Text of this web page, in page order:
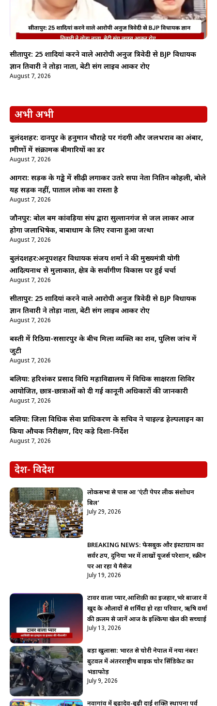
सीतापुर: 25 शादियां करने वाले आरोपी अनुज त्रिवेदी से BJP विधायक
ज्ञान तिवारी ने तोड़ा नाता, बेटी संग लाइव आकर रोए
August 7, 2026
अभी अभी
बुलंदशहर: दानपुर के हनुमान चौराहे पर गंदगी और जलभराव का अंबार,
ग्रामीणों में संक्रामक बीमारियों का डर
August 7, 2026
आगरा: सड़क के गड्ढे में सीढ़ी लगाकर उतरे सपा नेता नितिन कोहली, बोले
यह सड़क नहीं, पाताल लोक का रास्ता है
August 7, 2026
जौनपुर: बोल बम कांवड़िया संघ द्वारा सुल्तानगंज से जल लाकर आज
होगा जलाभिषेक, बाबाधाम के लिए रवाना हुआ जत्था
August 7, 2026
बुलंदशहर:अनूपशहर विधायक संजय शर्मा ने की मुख्यमंत्री योगी
आदित्यनाथ से मुलाकात, क्षेत्र के सर्वांगीण विकास पर हुई चर्चा
August 7, 2026
सीतापुर: 25 शादियां करने वाले आरोपी अनुज त्रिवेदी से BJP विधायक
ज्ञान तिवारी ने तोड़ा नाता, बेटी संग लाइव आकर रोए
August 7, 2026
बस्ती में रिठिया-ससारपुर के बीच मिला व्यक्ति का शव, पुलिस जांच में
जुटी
August 7, 2026
बलिया: हरिशंकर प्रसाद विधि महाविद्यालय में विधिक साक्षरता शिविर
आयोजित, छात्र-छात्राओं को दी गई कानूनी अधिकारों की जानकारी
August 7, 2026
बलिया: जिला विधिक सेवा प्राधिकरण के सचिव ने चाइल्ड हेल्पलाइन का
किया औचक निरीक्षण, दिए कड़े दिशा-निर्देश
August 7, 2026
देश- विदेश
लोकसभा से पास हुआ ‘एंटी पेपर लीक संशोधन
बिल’
July 29, 2026
BREAKING NEWS: फेसबुक और इंस्टाग्राम का
सर्वर ठप, दुनिया भर में लाखों यूजर्स परेशान, स्क्रीन
पर आ रहा ये मैसेज
July 19, 2026
टावर वाला प्यार,आशिक़ी का इजहार,भरे बाजार में
खुद के औलादों से शर्मिंदा हो रहा परिवार, ऋषि वर्मा
की क़लम से जानें आज के इश्किया खेल की सच्चाई
July 13, 2026
बड़ा खुलासा: भारत से चोरी नेपाल में नया नंबर!
बुटवल में अंतरराष्ट्रीय बाइक चोर सिंडिकेट का
भंडाफोड़
July 9, 2026
नवागांव में बुढ़ादेव-बूढ़ी दाई शक्ति स्थापना पर्व